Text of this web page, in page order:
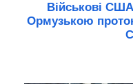
Військові
Ормузькою